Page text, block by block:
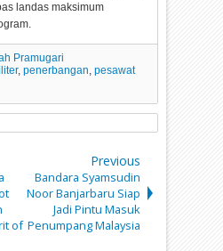
landas maksimum
Pramugari
,penerbangan,pesawat
of
Previous
Bandara Syamsudin
Noor Banjarbaru Siap
Jadi Pintu Masuk
Penumpang Malaysia